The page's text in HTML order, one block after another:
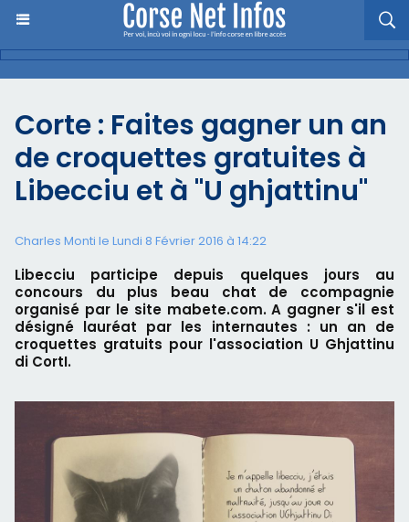
Corte : Faites gagner un an
de croquettes gratuites à
Libecciu et à "U ghjattinu"
Charles Monti le Lundi 8 Février 2016 à 14:22
Libecciu participe depuis quelques jours au
concours du plus beau chat de ccompagnie
organisé par le site mabete.com. A gagner s'il est
désigné lauréat par les internautes : un an de
croquettes gratuits pour l'association U Ghjattinu
di CortI.